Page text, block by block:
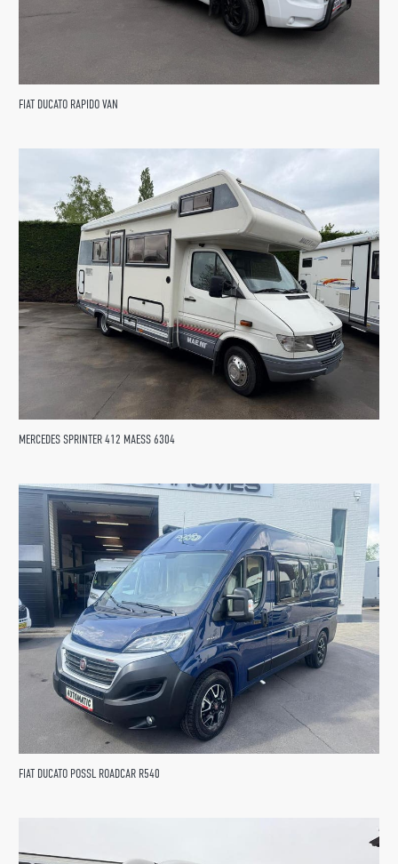
FIAT DUCATO RAPIDO VAN
MERCEDES SPRINTER 412 MAESS 6304
FIAT DUCATO POSSL ROADCAR R540